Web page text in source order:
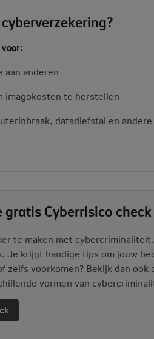
aan anderen
imagokosten te herstellen
datadiefstal en andere
gratis Cyberrisico
te maken met
Je krijgt handige tips om jouw
voorkomen? Bekijk dan ook
vormen van